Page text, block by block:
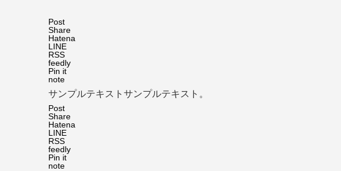
Post
Share
Hatena
LINE
RSS
feedly
Pin it
note
サンプルテキストサンプルテキスト。
Post
Share
Hatena
LINE
RSS
feedly
Pin it
note